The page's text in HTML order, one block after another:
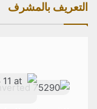
التعريف بالمشرف